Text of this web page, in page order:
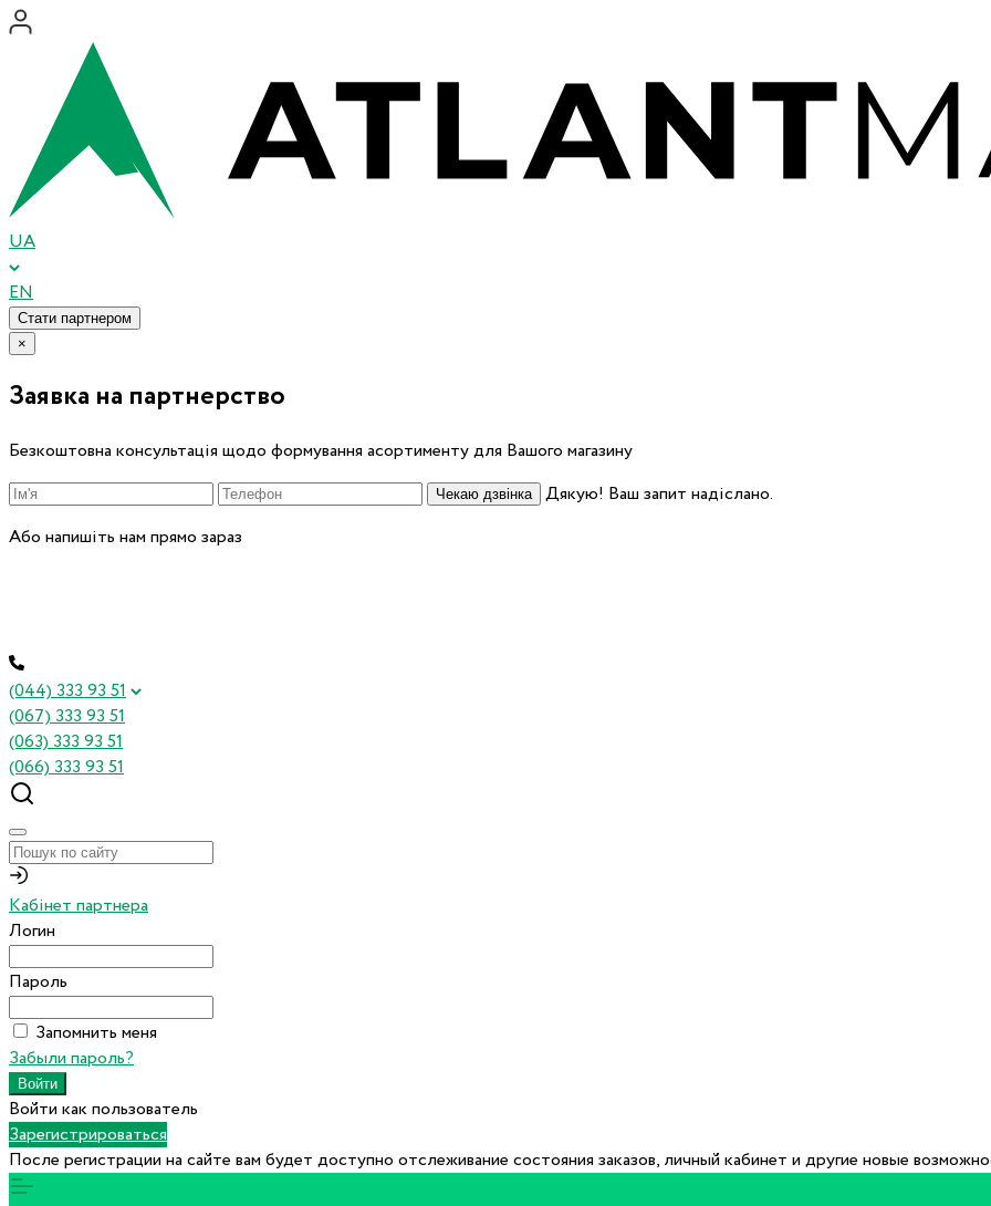
UA
EN
Стати партнером
×
Заявка на партнерство
Безкоштовна консультація щодо формування асортименту для Вашого магазину
Чекаю дзвінка
Дякую! Ваш запит надіслано.
Або напишіть нам прямо зараз
(044) 333 93 51
(067) 333 93 51
(063) 333 93 51
(066) 333 93 51
Кабінет партнера
Логин
Пароль
Запомнить меня
Забыли пароль?
Войти как пользователь
Зарегистрироваться
После регистрации на сайте вам будет доступно отслеживание состояния заказов, личный кабинет и другие новые